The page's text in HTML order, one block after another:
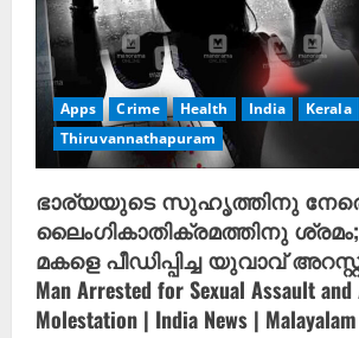
Apps Crime Health India Kerala
Thiruvannathapuram
ഭാര്യയുടെ സുഹൃത്തിനു
ലൈംഗികാതിക്രമത്തിനു ശ്രമം;
മകളെ പീഡിപ്പിച്ച യുവാവ്
Man Arrested for Sexual Assault
Molestation | India News |